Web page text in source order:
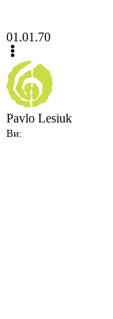
01.01.70
Pavlo Lesiuk
Ви: